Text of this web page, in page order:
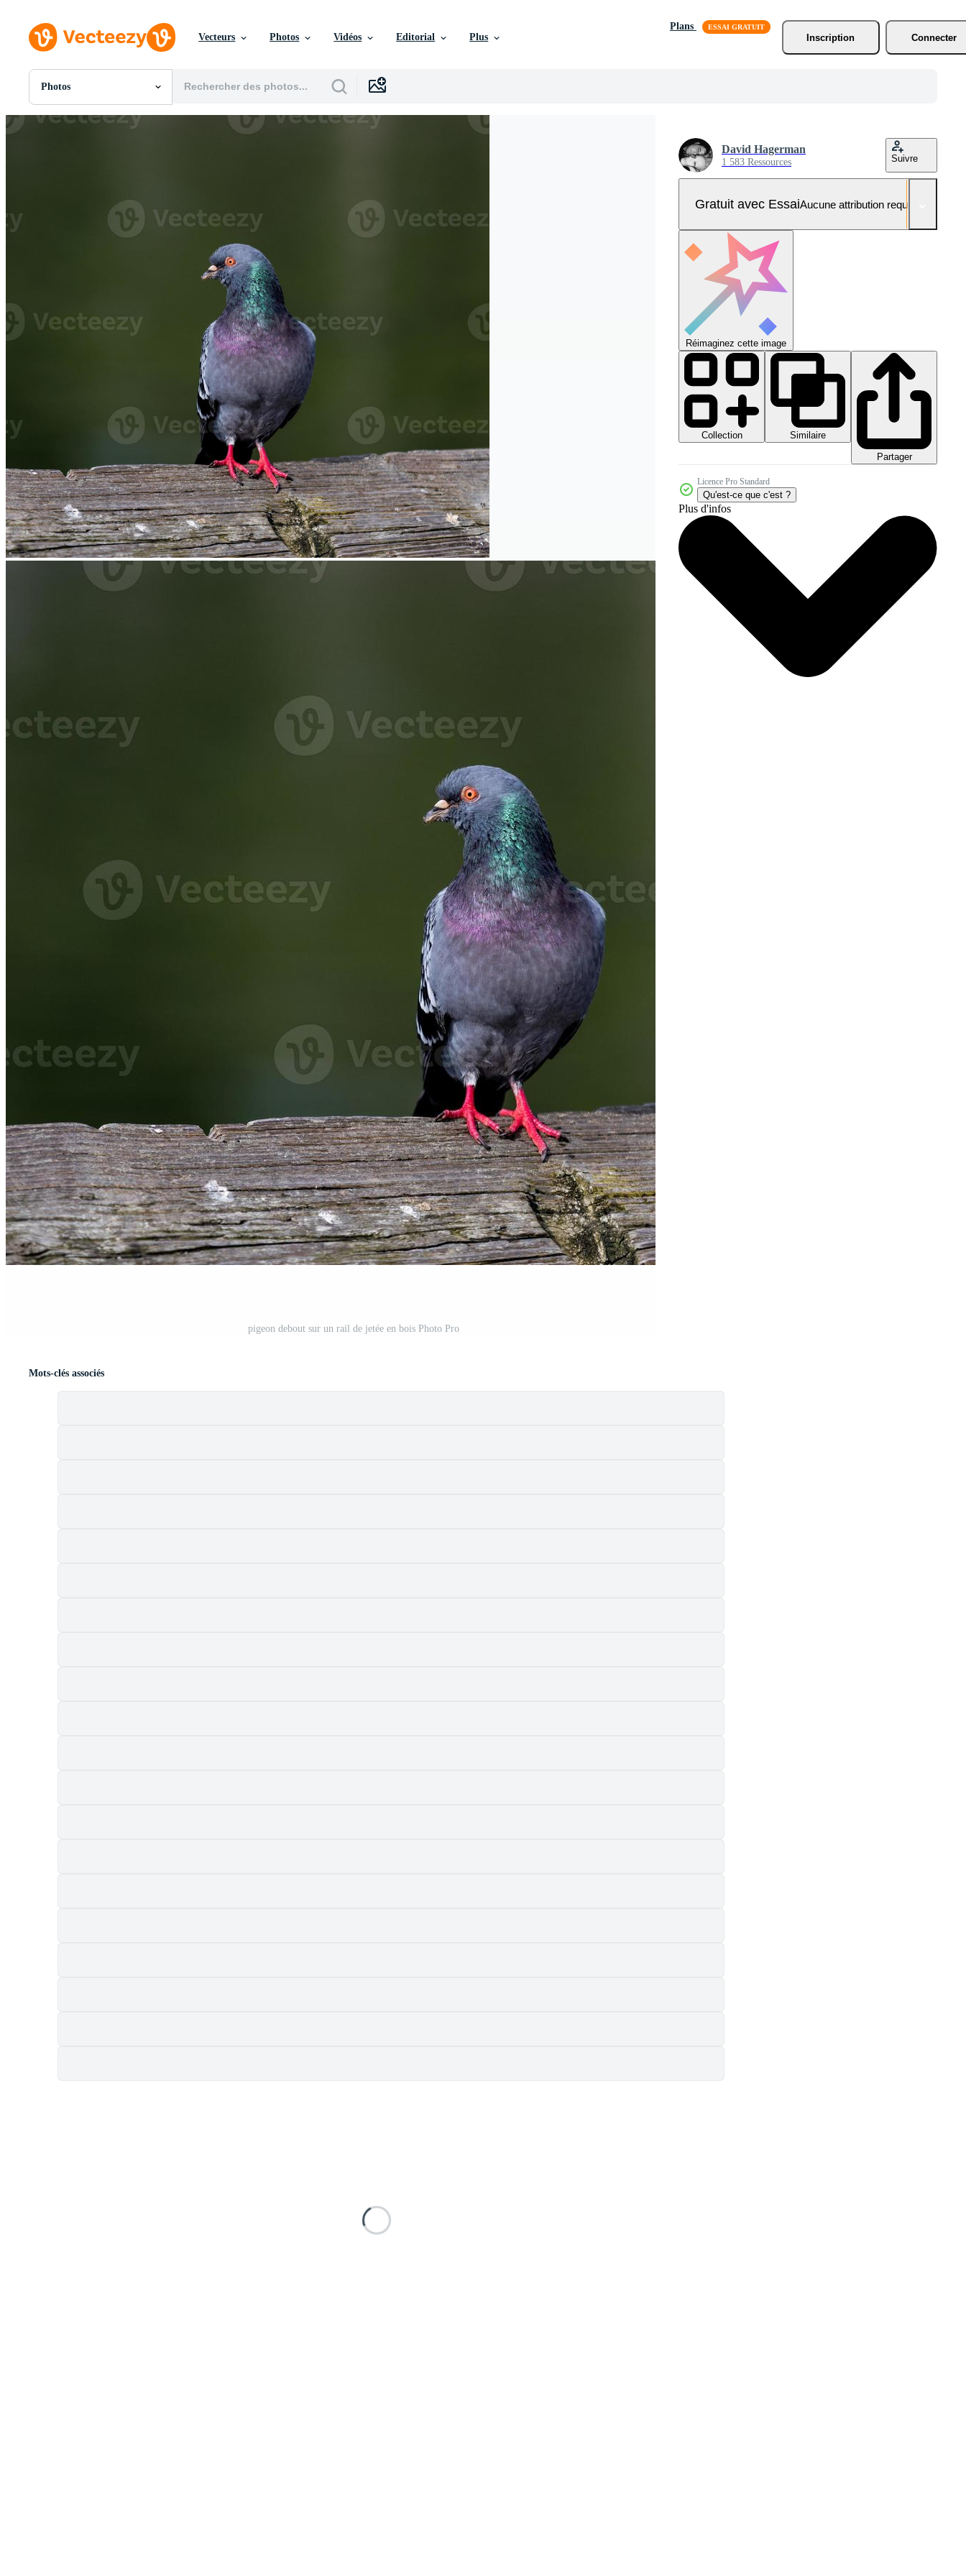
Vecteurs Photos Vidéos Editorial Plus
Plans
Inscription
Connecter
Photos
Toutes Images
Photos
Motion graphics
Images Éditoriales
pigeon debout sur un rail de jetée en bois Photo Pro
David Hagerman
1 583 Ressources Suivre
Gratuit avec EssaiAucune attribution requise
Réimaginez cette image
Collection
Similaire
Partager
Licence Pro Standard
Qu'est-ce que c'est ?
Plus d'infos
Mots-clés associés